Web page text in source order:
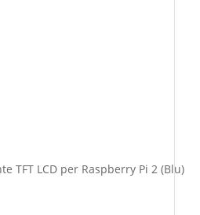
TFT LCD per Raspberry Pi 2 (Blu)